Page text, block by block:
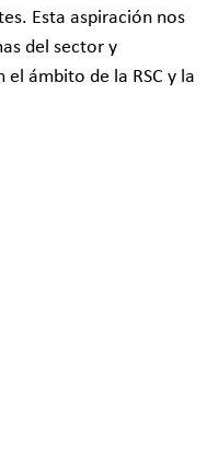
Esta aspiración nos
del sector y
ámbito de la RSC y la